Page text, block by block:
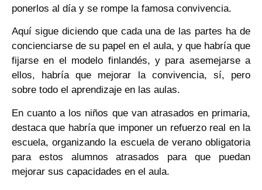
ponerlos al día y se rompe la famosa convivencia.
Aquí sigue diciendo que cada una de las partes ha de
concienciarse de su papel en el aula, y que habría que
fijarse en el modelo finlandés, y para asemejarse a
ellos, habría que mejorar la convivencia, sí, pero
sobre todo el aprendizaje en las aulas.
En cuanto a los niños que van atrasados en primaria,
destaca que habría que imponer un refuerzo real en la
escuela, organizando la escuela de verano obligatoria
para estos alumnos atrasados para que puedan
mejorar sus capacidades en el aula.